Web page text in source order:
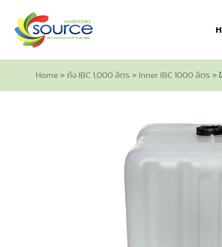
Home » ถัง IBC 1,000 ลิตร » Inner IBC 1000 ลิตร »